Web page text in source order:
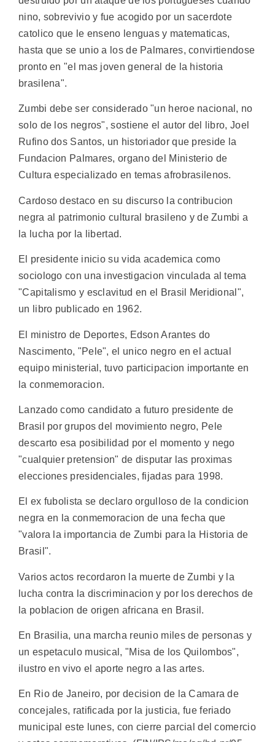
nino, sobrevivio y fue acogido por un sacerdote
catolico que le enseno lenguas y matematicas,
hasta que se unio a los de Palmares, convirtiendose
pronto en "el mas joven general de la historia
brasilena".
Zumbi debe ser considerado "un heroe nacional, no
solo de los negros", sostiene el autor del libro, Joel
Rufino dos Santos, un historiador que preside la
Fundacion Palmares, organo del Ministerio de
Cultura especializado en temas afrobrasilenos.
Cardoso destaco en su discurso la contribucion
negra al patrimonio cultural brasileno y de Zumbi a
la lucha por la libertad.
El presidente inicio su vida academica como
sociologo con una investigacion vinculada al tema
"Capitalismo y esclavitud en el Brasil Meridional",
un libro publicado en 1962.
El ministro de Deportes, Edson Arantes do
Nascimento, "Pele", el unico negro en el actual
equipo ministerial, tuvo participacion importante en
la conmemoracion.
Lanzado como candidato a futuro presidente de
Brasil por grupos del movimiento negro, Pele
descarto esa posibilidad por el momento y nego
"cualquier pretension" de disputar las proximas
elecciones presidenciales, fijadas para 1998.
El ex fubolista se declaro orgulloso de la condicion
negra en la conmemoracion de una fecha que
"valora la importancia de Zumbi para la Historia de
Brasil".
Varios actos recordaron la muerte de Zumbi y la
lucha contra la discriminacion y por los derechos de
la poblacion de origen africana en Brasil.
En Brasilia, una marcha reunio miles de personas y
un espetaculo musical, "Misa de los Quilombos",
ilustro en vivo el aporte negro a las artes.
En Rio de Janeiro, por decision de la Camara de
concejales, ratificada por la justicia, fue feriado
municipal este lunes, con cierre parcial del comercio